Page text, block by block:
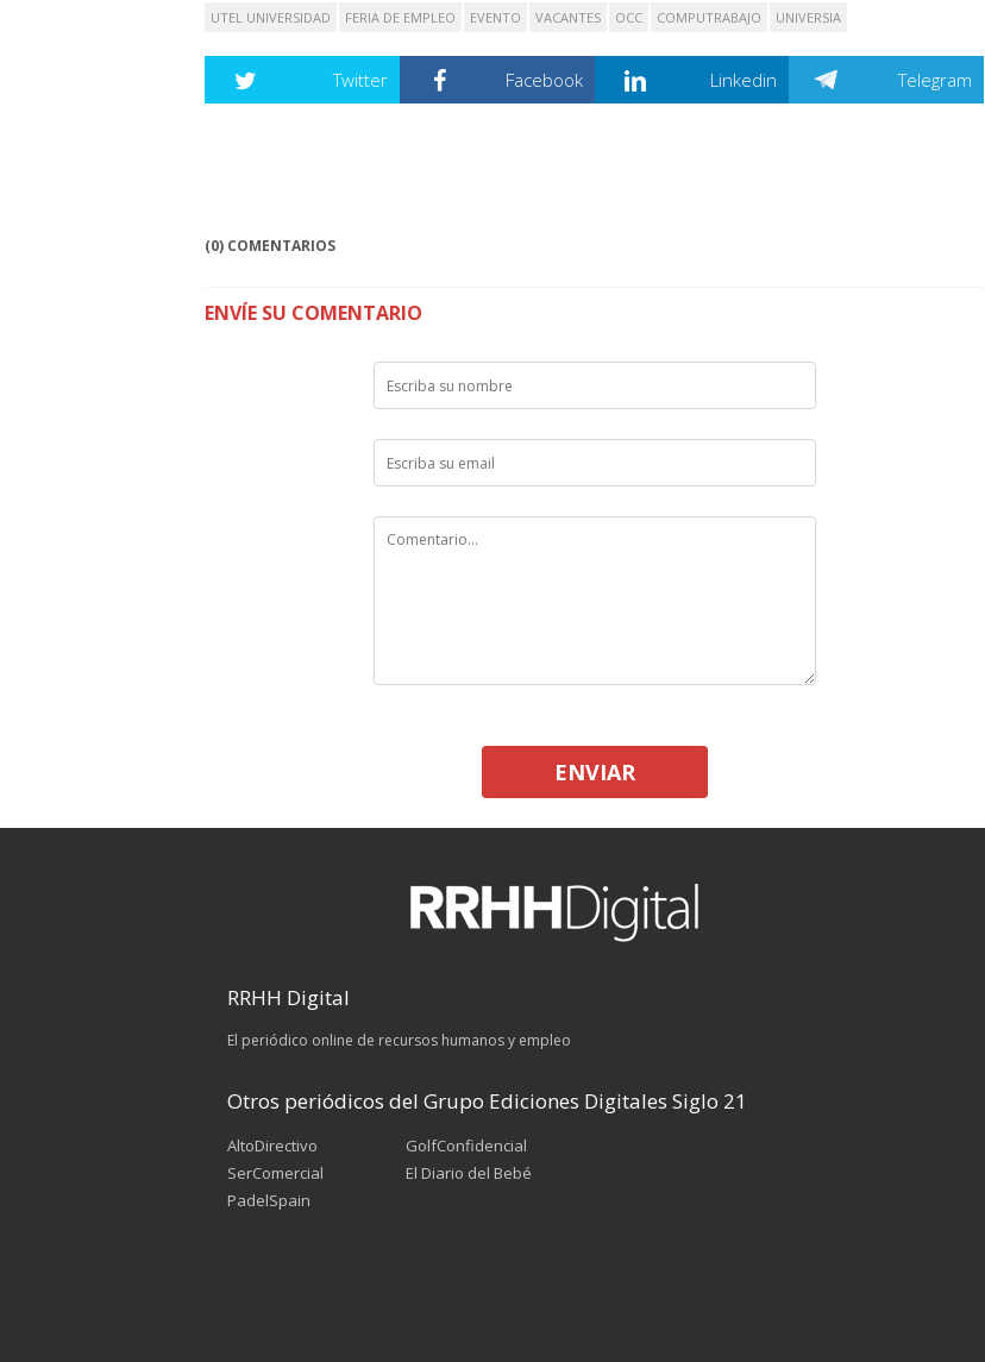
UTEL UNIVERSIDAD FERIA DE EMPLEO EVENTO VACANTES OCC COMPUTRABAJO UNIVERSIA
Twitter Facebook Linkedin Telegram
(0) COMENTARIOS
ENVÍE SU COMENTARIO
ENVIAR
RRHH Digital
El periódico online de recursos humanos y empleo
Otros periódicos del Grupo Ediciones Digitales Siglo 21
AltoDirectivo
SerComercial
PadelSpain
GolfConfidencial
El Diario del Bebé